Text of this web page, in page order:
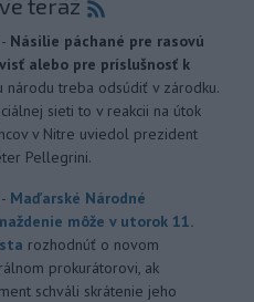
teraz
- Násilie páchané pre rasovú
alebo pre príslušnosť k
národu treba odsúdiť v zárodku.
sieti to v reakcii na útok
v Nitre uviedol prezident
Pellegrini.
- Maďarské Národné
môže v utorok 11.
rozhodnúť o novom
prokurátorovi, ak
schváli skrátenie jeho